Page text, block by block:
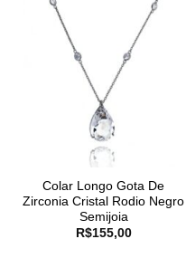
Colar Longo Gota De
Zirconia Cristal Rodio Negro
Semijoia
R$155,00